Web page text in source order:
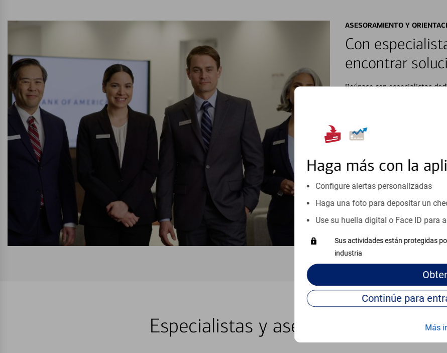
Haga más con la
Configure alertas personalizadas
Haga una foto para depositar un
Use su huella digital o Face ID para
Sus actividades están protegidas
industria
Más
ASESORAMIENTO Y
Con
encontrar
Reúnase con especialistas
orientación que necesita, en
personales, hasta el ahorro
inicio o crecimiento de su
esté listo, un especialista
Programe una cita
Vea si nuestro centro de
Especialistas y asesores locales en